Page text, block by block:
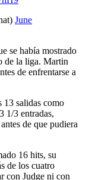
June
se había mostrado
de la liga. Martin
de enfrentarse a
13 salidas como
1/3 entradas,
de que pudiera
16 hits, su
de los cuatro
con Judge ni con